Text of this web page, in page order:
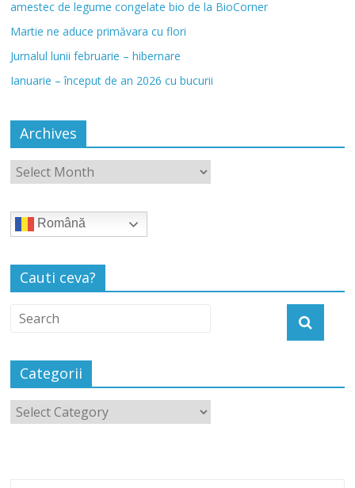
amestec de legume congelate bio de la BioCorner
Martie ne aduce primăvara cu flori
Jurnalul lunii februarie – hibernare
Ianuarie – început de an 2026 cu bucurii
Archives
Română
Cauti ceva?
Categorii